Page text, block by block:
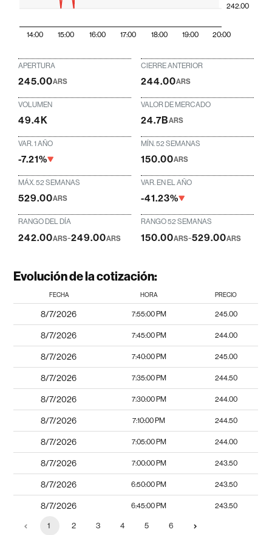
14:00 15:00 16:00 17:00 18:00 19:00 20:00
242.00
APERTURA
245.00ARS
CIERRE ANTERIOR
244.00ARS
VOLUMEN
49.4K
VALOR DE MERCADO
24.7BARS
VAR. 1 AÑO
-7.21%
MÍN. 52 SEMANAS
150.00ARS
MÁX. 52 SEMANAS
529.00ARS
VAR. EN EL AÑO
-41.23%
RANGO DEL DÍA
242.00ARS-249.00ARS
RANGO 52 SEMANAS
150.00ARS-529.00ARS
Evolución de la cotización:
FECHA HORA PRECIO
8/7/2026 7:55:00 PM 245.00
8/7/2026 7:45:00 PM 244.00
8/7/2026 7:40:00 PM 245.00
8/7/2026 7:35:00 PM 244.50
8/7/2026 7:30:00 PM 244.00
8/7/2026 7:10:00 PM 244.50
8/7/2026 7:05:00 PM 244.00
8/7/2026 7:00:00 PM 243.50
8/7/2026 6:50:00 PM 243.50
8/7/2026 6:45:00 PM 243.50
1 2 3 4 5 6